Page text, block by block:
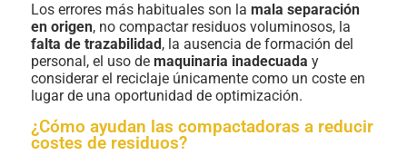
Los errores más habituales son la mala separación
en origen, no compactar residuos voluminosos, la
falta de trazabilidad , la ausencia de formación del
personal, el uso de maquinaria inadecuada y
considerar el reciclaje únicamente como un coste en
lugar de una oportunidad de optimización.
¿Cómo ayudan las compactadoras a reducir
costes de residuos?